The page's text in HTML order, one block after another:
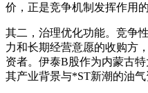
价，正是竞争机制发挥作用
其二，治理优化功能。竞争
力和长期经营意愿的收购方
资者。伊泰B股作为内蒙古
其产业背景与*ST新潮的油气